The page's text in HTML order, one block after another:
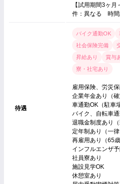
【試用期間3ヶ
件：異なる 時間
待遇
バイク通勤OK
社会保険完備
昇給あり
賞与
寮・社宅あり
雇用保険、労災
企業年金あり（確
車通勤OK（駐車
バイク、自転車
退職金制度あり（
定年制あり（一
再雇用あり（65歳
インフルエンザ
社員寮あり
施設見学OK
休憩室あり